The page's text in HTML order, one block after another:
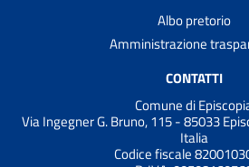
Albo pretorio
Amministrazione
CONTATTI
Comune di
Via Ingegner G. Bruno, 115 - 85033
Italia
Codice fiscale